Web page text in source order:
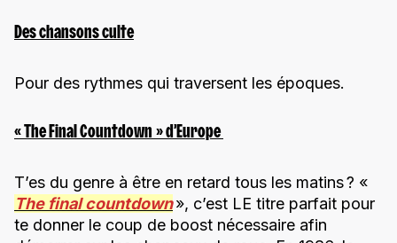
Des chansons culte
Pour des rythmes qui traversent les époques.
« The Final Countdown » d’Europe
T’es du genre à être en retard tous les matins ? «
The final countdown», c’est LE titre parfait pour
te donner le coup de boost nécessaire afin